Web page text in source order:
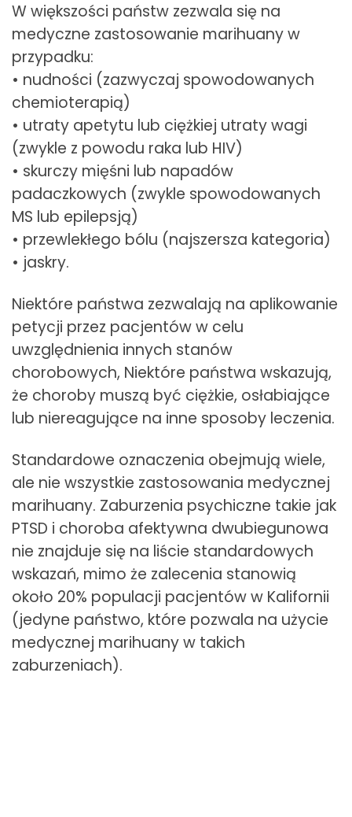
W większości państw zezwala się na
medyczne zastosowanie marihuany w
przypadku:
• nudności (zazwyczaj spowodowanych
chemioterapią)
• utraty apetytu lub ciężkiej utraty wagi
(zwykle z powodu raka lub HIV)
• skurczy mięśni lub napadów
padaczkowych (zwykle spowodowanych
MS lub epilepsją)
• przewlekłego bólu (najszersza kategoria)
• jaskry.
Niektóre państwa zezwalają na aplikowanie
petycji przez pacjentów w celu
uwzględnienia innych stanów
chorobowych, Niektóre państwa wskazują,
że choroby muszą być ciężkie, osłabiające
lub niereagujące na inne sposoby leczenia.
Standardowe oznaczenia obejmują wiele,
ale nie wszystkie zastosowania medycznej
marihuany. Zaburzenia psychiczne takie jak
PTSD i choroba afektywna dwubiegunowa
nie znajduje się na liście standardowych
wskazań, mimo że zalecenia stanowią
około 20% populacji pacjentów w Kalifornii
(jedyne państwo, które pozwala na użycie
medycznej marihuany w takich
zaburzeniach).